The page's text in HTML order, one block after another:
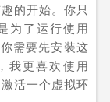
的开始。你只
为了运行使用
需要先安装这
我更喜欢使用
活一个虚拟环